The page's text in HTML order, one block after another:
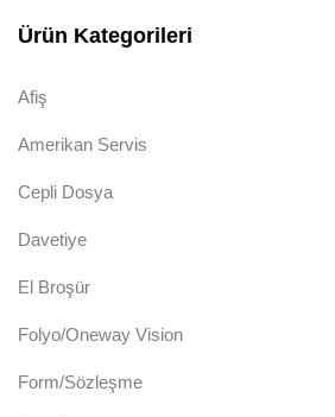
Ürün Kategorileri
Afiş
Amerikan Servis
Cepli Dosya
Davetiye
El Broşür
Folyo/Oneway Vision
Form/Sözleşme